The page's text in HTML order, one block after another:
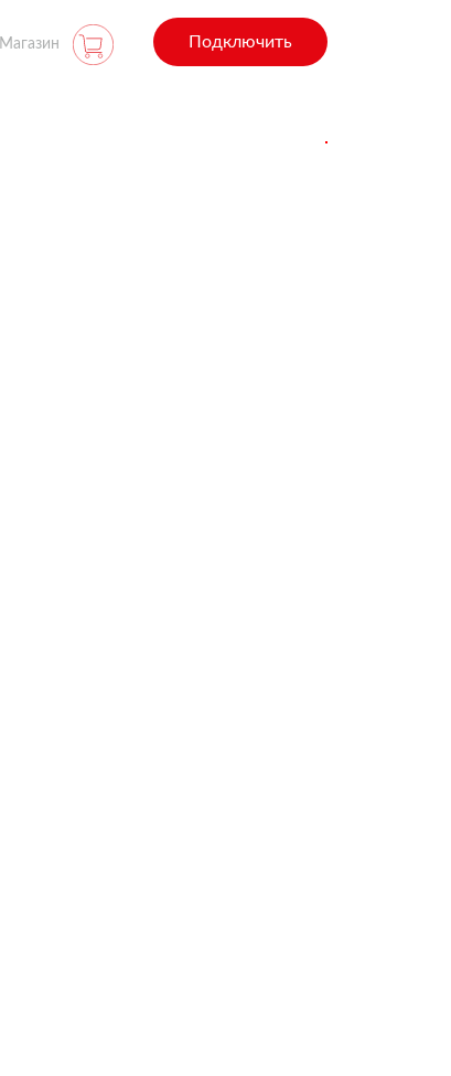
Магазин Подключить